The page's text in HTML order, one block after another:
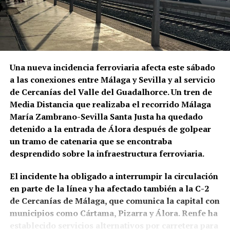
modificaciones del sistema
defensivo
militar durante la Baja Edad Media. Después de las
destrucciones sufridas en el siglo XIV,se acometió
una importante reconstrucción hacia 1430 bajo
Pedro Ponce de León, con autorización pontificia de
Martín V. Bellido atribuye a esta fase la
rehabilitación de lienzos deteriorados, la
construcción de torres semicirculares y la
configuración de la actual Puerta de Sevilla o Arco
de la Rosa.
Durante el siglo XVI siguieron produciéndose
intervenciones.En el sector nororiental de la
Alcazaba se documentaron contrafuertes de
programación identifica entre las figuras esenciales
de aquella época a La Niña de los Peines, Manuel
Vallejo y Pepe Marchena.
Pepe Marchena, en el centro de
aquella transformación
José Tejada Martín, Pepe Marchena, fue uno de los
artistas que mejor representó aquel cambio de
escala. Su enorme popularidad durante las décadas
centrales del siglo XX estuvo vinculada a los
fandangos, los cantes libres y los cantes de ida y
personal de ornamentar la melodía que generó
seguidores, imitadores y también intensas
controversias entre los defensores de distintas
concepciones del flamenco. DeFlamenco recuerda
Una nueva incidencia ferroviaria afecta este sábado
a las conexiones entre Málaga y Sevilla y al servicio
de Cercanías del Valle del Guadalhorce. Un tren de
Media Distancia que realizaba el recorrido Málaga
María Zambrano-Sevilla Santa Justa ha quedado
detenido a la entrada de Álora después de golpear
un tramo de catenaria que se encontraba
desprendido sobre la infraestructura ferroviaria.
El incidente ha obligado a interrumpir la circulación
en parte de la línea y ha afectado también a la C-2
de Cercanías de Málaga, que comunica la capital con
municipios como Cártama, Pizarra y Álora. Renfe ha
establecido servicios alternativos por carretera para